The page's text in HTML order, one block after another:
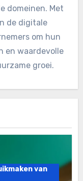
domeinen. Met
de digitale
om hun
en waardevolle
groei.
van